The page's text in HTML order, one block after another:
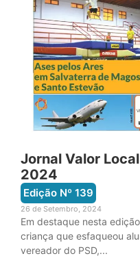
Jornal Valor
2024
Edição Nº 139
26 de Setembro, 2024
Em destaque nesta
criança que esfaqueou
vereador do PSD,...